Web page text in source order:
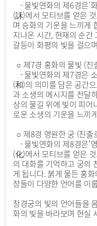
- 물빛연화의 제6경은‘
(訸)에서 모티브를 얻은
며 승화의 기운을 느끼게
지나온 시간, 현재의 순간
갈등이 화평의 빛을 걸으
○ 제7경 홍화의 물빛 (진
- 물빛연화의 제7경은
(和)의 의미를 담은 공간
과 소생의 메시지를 전달
상의 물길 위에 빛이 피어
로운 소생의 기운을 느끼
○ 제8경 영원한 궁 (진출
- 물빛연화의 제8경은‘
(化)에서 모티브를 얻은
의 대화를 기억하고 궁의
게 됩니다. 붉게 물든 홍
장들이 다양한 언어를 이
창경궁의 빛의 언어들을
화의 빛을 바라보며 현실